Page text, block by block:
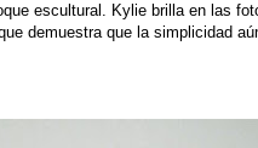
escultural. Kylie brilla en las
demuestra que la simplicidad